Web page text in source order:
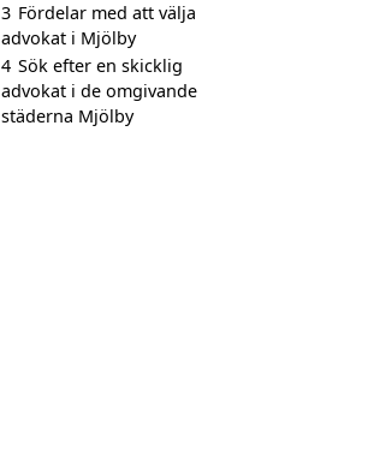
3 Fördelar med att välja
advokat i Mjölby
4 Sök efter en skicklig
advokat i de omgivande
städerna Mjölby